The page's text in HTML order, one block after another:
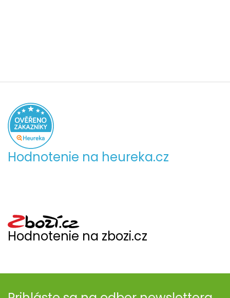
Hodnotenie na heureka.cz
Hodnotenie na zbozi.cz